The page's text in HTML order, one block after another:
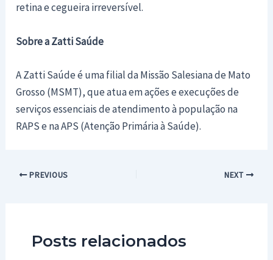
retina e cegueira irreversível.
Sobre a Zatti Saúde
A Zatti Saúde é uma filial da Missão Salesiana de Mato
Grosso (MSMT), que atua em ações e execuções de
serviços essenciais de atendimento à população na
RAPS e na APS (Atenção Primária à Saúde).
Post PREVIOUS NEXT
Posts relacionados